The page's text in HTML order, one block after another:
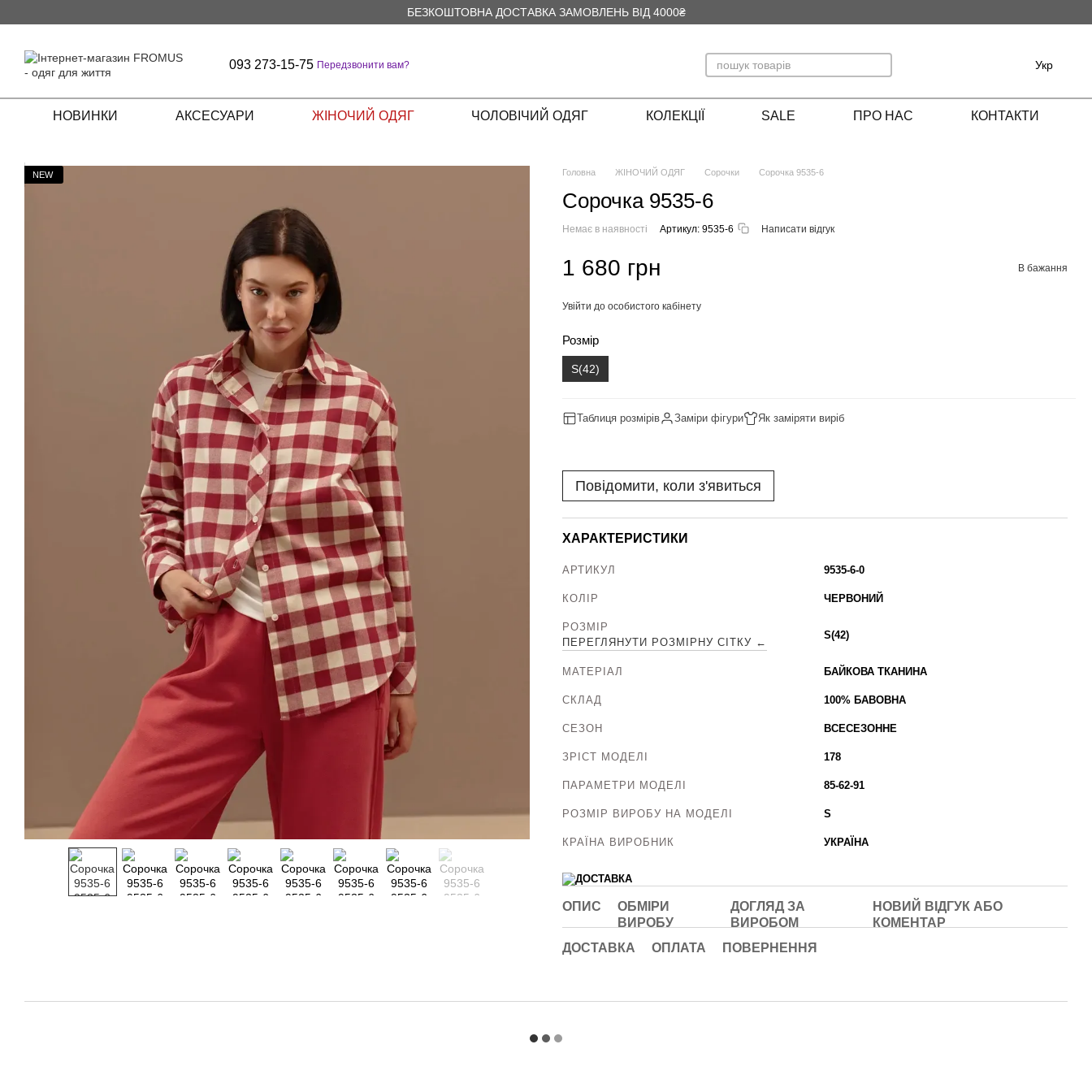
БЕЗКОШТОВНА ДОСТАВКА ЗАМОВЛЕНЬ ВІД 4000₴
093 273-15-75 Передзвонити вам? Укр
НОВИНКИ АКСЕСУАРИ ЖІНОЧИЙ ОДЯГ ЧОЛОВІЧИЙ ОДЯГ КОЛЕКЦІЇ SALE ПРО НАС КОНТАКТИ
NEW Головна ЖІНОЧИЙ ОДЯГ Сорочки Сорочка 9535-6
Сорочка 9535-6
Немає в наявності Артикул: 9535-6 Написати відгук
1 680 грн В бажання
Увійти до особистого кабінету
Розмір
S(42)
Таблиця розмірів Заміри фігури Як заміряти виріб
Повідомити, коли з'явиться
ХАРАКТЕРИСТИКИ
АРТИКУЛ 9535-6-0
КОЛІР ЧЕРВОНИЙ
РОЗМІР
ПЕРЕГЛЯНУТИ РОЗМІРНУ СІТКУ ←
S(42)
МАТЕРІАЛ БАЙКОВА ТКАНИНА
СКЛАД 100% БАВОВНА
СЕЗОН ВСЕСЕЗОННЕ
ЗРІСТ МОДЕЛІ 178
ПАРАМЕТРИ МОДЕЛІ 85-62-91
РОЗМІР ВИРОБУ НА МОДЕЛІ S
КРАЇНА ВИРОБНИК УКРАЇНА
ОПИС
ОБМІРИ
ВИРОБУ
ДОГЛЯД ЗА
ВИРОБОМ
НОВИЙ ВІДГУК АБО
КОМЕНТАР
ДОСТАВКА
ОПЛАТА ПОВЕРНЕННЯ